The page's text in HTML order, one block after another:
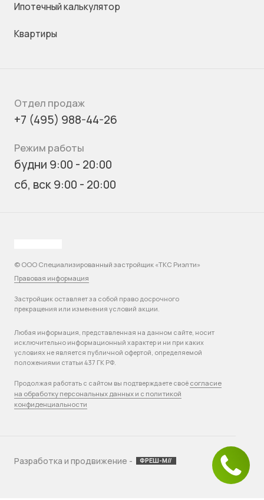
Ипотечный калькулятор
Квартиры
Отдел продаж
+7 (495) 988-44-26
Режим работы
будни 9:00 - 20:00
сб, вск 9:00 - 20:00
© ООО Специализированный застройщик «ТКС Риэлти»
Правовая информация
Застройщик оставляет за собой право досрочного
прекращения или изменения условий акции.
Любая информация, представленная на данном сайте, носит
исключительно информационный характер и ни при каких
условиях не является публичной офертой, определяемой
положениями статьи 437 ГК РФ.
Продолжая работать с сайтом вы подтверждаете своё согласие
на обработку персональных данных и с политикой
конфиденциальности
Разработка и продвижение - ФРЕШ-М//